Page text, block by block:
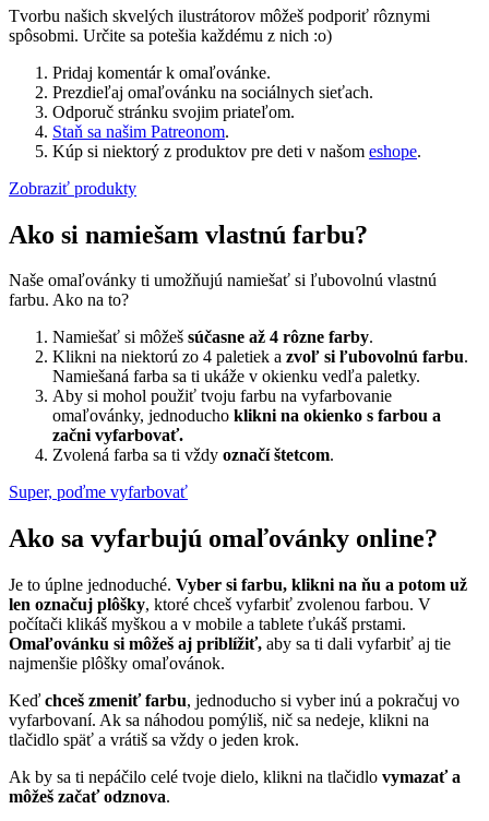
Tvorbu našich skvelých ilustrátorov môžeš podporiť rôznymi
spôsobmi. Určite sa potešia každému z nich :o)
Pridaj komentár k omaľovánke.
Prezdieľaj omaľovánku na sociálnych sieťach.
Odporuč stránku svojim priateľom.
Staň sa našim Patreonom.
Kúp si niektorý z produktov pre deti v našom eshope.
Zobraziť produkty
Ako si namiešam vlastnú farbu?
Naše omaľovánky ti umožňujú namiešať si ľubovolnú vlastnú
farbu. Ako na to?
Namiešať si môžeš súčasne až 4 rôzne farby.
Klikni na niektorú zo 4 paletiek a zvoľ si ľubovolnú farbu.
Namiešaná farba sa ti ukáže v okienku vedľa paletky.
Aby si mohol použiť tvoju farbu na vyfarbovanie
omaľovánky, jednoducho klikni na okienko s farbou a
začni vyfarbovať.
Zvolená farba sa ti vždy označí štetcom.
Super, poďme vyfarbovať
Ako sa vyfarbujú omaľovánky online?
Je to úplne jednoduché. Vyber si farbu, klikni na ňu a potom už
len označuj plôšky, ktoré chceš vyfarbiť zvolenou farbou. V
počítači klikáš myškou a v mobile a tablete ťukáš prstami.
Omaľovánku si môžeš aj priblížiť, aby sa ti dali vyfarbiť aj tie
najmenšie plôšky omaľovánok.
Keď chceš zmeniť farbu, jednoducho si vyber inú a pokračuj vo
vyfarbovaní. Ak sa náhodou pomýliš, nič sa nedeje, klikni na
tlačidlo späť a vrátiš sa vždy o jeden krok.
Ak by sa ti nepáčilo celé tvoje dielo, klikni na tlačidlo vymazať a
môžeš začať odznova.